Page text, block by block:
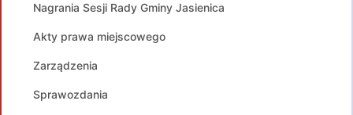
Nagrania Sesji Rady Gminy Jasienica
Akty prawa miejscowego
Zarządzenia
Sprawozdania